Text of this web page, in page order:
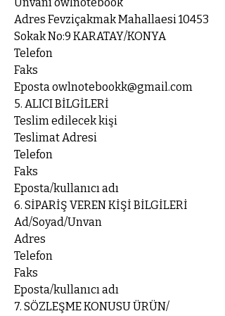
Adres Fevziçakmak Mahallaesi 10453
Sokak No:9 KARATAY/KONYA
Telefon
Faks
Eposta owlnotebookk@gmail.com
5. ALICI BİLGİLERİ
Teslim edilecek kişi
Teslimat Adresi
Telefon
Faks
Eposta/kullanıcı adı
6. SİPARİŞ VEREN KİŞİ BİLGİLERİ
Ad/Soyad/Unvan
Adres
Telefon
Faks
Eposta/kullanıcı adı
7. SÖZLEŞME KONUSU ÜRÜN/